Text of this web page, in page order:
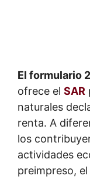
El formulario
ofrece el SAR
naturales
renta. A
los
actividades
preimpreso,